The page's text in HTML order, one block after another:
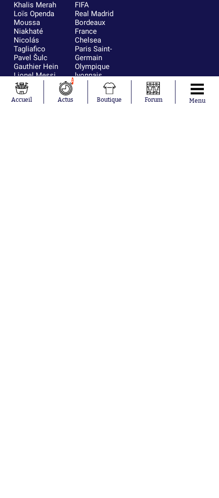
Khalis Merah
Loïs Openda
Moussa
Niakhaté
Nicolás
Tagliafico
Pavel Šulc
Gauthier Hein
Lionel Messi
Gonzalo
García Torres
Gio Reyna
FIFA
Real Madrid
Bordeaux
France
Chelsea
Paris Saint-
Germain
Olympique
lyonnais
AC Milan
RC Strasbourg
RC Lens
Accueil
1
Actus Boutique Forum Menu